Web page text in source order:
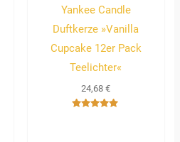
Yankee Candle
Duftkerze »Vanilla
Cupcake 12er Pack
Teelichter«
24,68€